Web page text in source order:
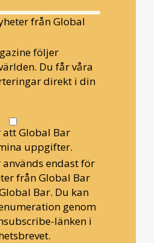
från Global
följer
Du får våra
direkt i din
att Global Bar
uppgifter.
endast för
från Global Bar
Bar. Du kan
genom
länken i